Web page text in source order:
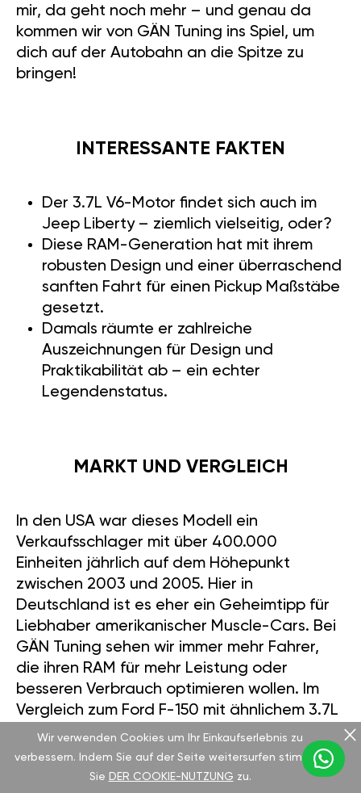
mir, da geht noch mehr – und genau da
kommen wir von GÄN Tuning ins Spiel, um
dich auf der Autobahn an die Spitze zu
bringen!
INTERESSANTE FAKTEN
Der 3.7L V6-Motor findet sich auch im
Jeep Liberty – ziemlich vielseitig, oder?
Diese RAM-Generation hat mit ihrem
robusten Design und einer überraschend
sanften Fahrt für einen Pickup Maßstäbe
gesetzt.
Damals räumte er zahlreiche
Auszeichnungen für Design und
Praktikabilität ab – ein echter
Legendenstatus.
MARKT UND VERGLEICH
In den USA war dieses Modell ein
Verkaufsschlager mit über 400.000
Einheiten jährlich auf dem Höhepunkt
zwischen 2003 und 2005. Hier in
Deutschland ist es eher ein Geheimtipp für
Liebhaber amerikanischer Muscle-Cars. Bei
GÄN Tuning sehen wir immer mehr Fahrer,
die ihren RAM für mehr Leistung oder
besseren Verbrauch optimieren wollen. Im
Vergleich zum Ford F-150 mit ähnlichem 3.7L
V6 hält der RAM gut mit: Beide liefern etwa
210-212 PS, aber der RAM punktet mit mehr
Drehmoment bei niedrigen Drehzahlen –
Wir verwenden Cookies um Ihr Einkaufserlebnis zu
verbessern. Indem Sie auf der Seite weitersurfen stimmen
Sie DER COOKIE-NUTZUNG zu.